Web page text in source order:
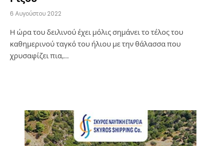
6 Αυγούστου 2022
Η ώρα του δειλινού έχει μόλις σημάνει το τέλος του
καθημερινού ταγκό του ήλιου με την θάλασσα που
χρυσαφίζει πια,…